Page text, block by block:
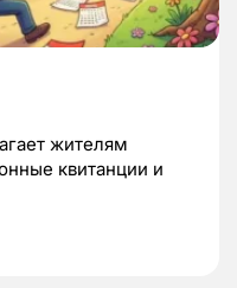
жителям
квитанции и